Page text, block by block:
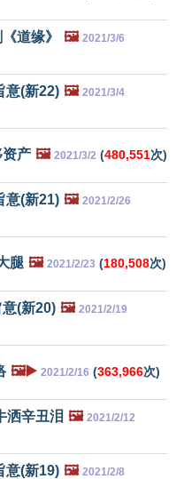
道缘》 🖼️ 2021/3/6
意(新22) 🖼️ 2021/3/4
产 🖼️ 2021/3/2 (480,551次)
意(新21) 🖼️ 2021/2/26
腿 🖼️ 2021/2/23 (180,508次)
(新20) 🖼️ 2021/2/19
🖼️▶️ 2021/2/16 (363,966次)
洒辛丑泪 🖼️ 2021/2/12
意(新19) 🖼️ 2021/2/8